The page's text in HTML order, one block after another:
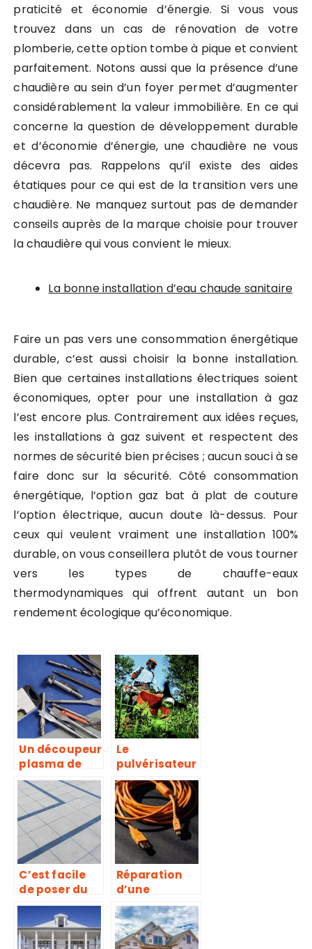
praticité et économie d’énergie. Si vous vous
trouvez dans un cas de rénovation de votre
plomberie, cette option tombe à pique et convient
parfaitement. Notons aussi que la présence d’une
chaudière au sein d’un foyer permet d’augmenter
considérablement la valeur immobilière. En ce qui
concerne la question de développement durable
et d’économie d’énergie, une chaudière ne vous
décevra pas. Rappelons qu’il existe des aides
étatiques pour ce qui est de la transition vers une
chaudière. Ne manquez surtout pas de demander
conseils auprès de la marque choisie pour trouver
la chaudière qui vous convient le mieux.
La bonne installation d’eau chaude sanitaire
Faire un pas vers une consommation énergétique
durable, c’est aussi choisir la bonne installation.
Bien que certaines installations électriques soient
économiques, opter pour une installation à gaz
l’est encore plus. Contrairement aux idées reçues,
les installations à gaz suivent et respectent des
normes de sécurité bien précises ; aucun souci à se
faire donc sur la sécurité. Côté consommation
énergétique, l’option gaz bat à plat de couture
l’option électrique, aucun doute là-dessus. Pour
ceux qui veulent vraiment une installation 100%
durable, on vous conseillera plutôt de vous tourner
vers les types de chauffe-eaux
thermodynamiques qui offrent autant un bon
rendement écologique qu’économique.
Un découpeur
plasma de
très bonne
qualité
Le
pulvérisateur
électrique, un
équipement
fonctionnel
et efficace
pour
différents
entretiens
C’est facile
de poser du
carrelage au
sol
Réparation
d’une
rallonge
coupée : les
étapes à